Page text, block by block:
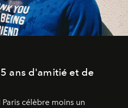
ans d'amitié et de
Paris célèbre moins un